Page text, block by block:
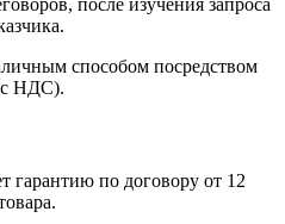
после изучения запроса
способом посредством
НДС).
гарантию по договору от 12